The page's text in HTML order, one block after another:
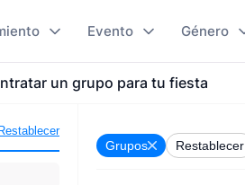
Evento Género
un grupo para tu fiesta
Restablecer
Grupos Restablecer